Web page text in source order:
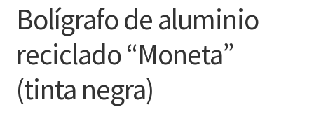
Bolígrafo de aluminio
reciclado “Moneta”
(tinta negra)